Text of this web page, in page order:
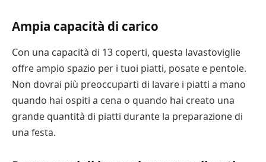
Ampia capacità di carico
Con una capacità di 13 coperti, questa lavastoviglie
offre ampio spazio per i tuoi piatti, posate e pentole.
Non dovrai più preoccuparti di lavare i piatti a mano
quando hai ospiti a cena o quando hai creato una
grande quantità di piatti durante la preparazione di
una festa.